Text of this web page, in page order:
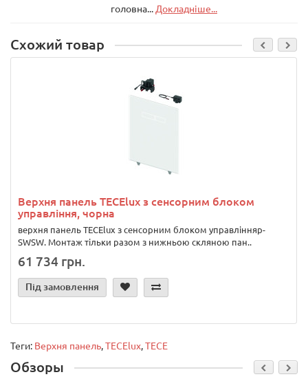
головна... Докладніше...
Схожий товар
Верхня панель TECElux з сенсорним блоком
управління, чорна
верхня панель TECElux з сенсорним блоком управлінняp-
SWSW. Монтаж тільки разом з нижньою скляною пан..
61 734 грн.
Під замовлення
Теги: Верхня панель,TECElux,TECE
Обзоры